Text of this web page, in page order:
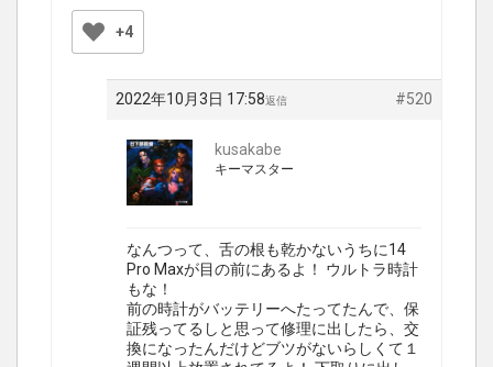
+4
2022年10月3日 17:58 #520
返信
kusakabe
キーマスター
なんつって、舌の根も乾かないうちに14
Pro Maxが目の前にあるよ！ ウルトラ時計
もな！
前の時計がバッテリーへたってたんで、保
証残ってるしと思って修理に出したら、交
換になったんだけどブツがないらしくて１